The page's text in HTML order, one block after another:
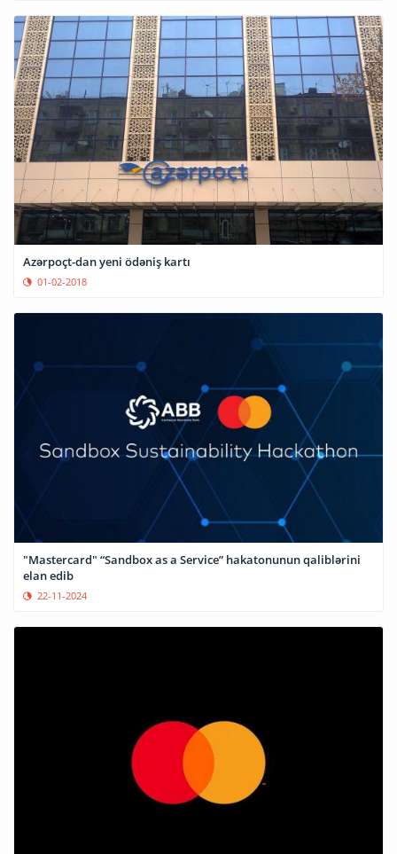
Azərpoçt-dan yeni ödəniş kartı
01-02-2018
"Mastercard" “Sandbox as a Service” hakatonunun qaliblərini
elan edib
22-11-2024